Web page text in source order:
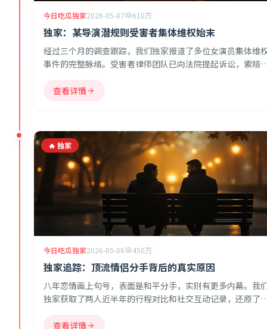
今日吃瓜独家2026-05-07 610万
独家：某导演潜规则受害者集体维权始末
经过三个月的调查跟踪，我们独家报道了多位女演员集体维
事件的完整脉络。受害者律师团队已向法院提起诉讼，索赔
查看详情
🔥 独家
今日吃瓜独家2026-05-06 450万
独家追踪：顶流情侣分手背后的真实原因
八年恋情画上句号，表面是和平分手，实则有更多内幕。我
独家获取了两人近半年的行程对比和社交互动记录，还原了
查看详情